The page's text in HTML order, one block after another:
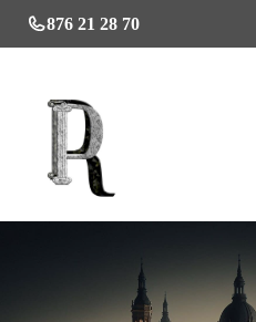
Saltar
al
876 21 28 70